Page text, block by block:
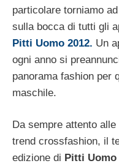
particolare torniamo
sulla bocca di tutti gli
Pitti Uomo 2012. Un
ogni anno si
panorama fashion per
maschile.
Da sempre attento
trend crossfashion, il
edizione di Pitti Uomo